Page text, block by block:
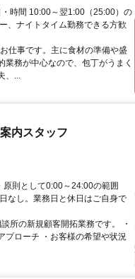
時間 10:00～翌1:00（25:00）の
、ナイトタイム勤務できる方歓
仕事です。主に食材の準備や盛
務が中心なので、包丁がうまく
、...
内スタッフ
則として0:00～24:00の範囲
なし。業務日と休日はご自身で
所の新規顧客開拓業務です。 ・
プローチ ・お客様の希望や状況